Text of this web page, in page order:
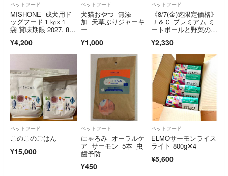
ペットフード
MISHONE 成犬用ド
ッグフード１㎏×１
袋 賞味期限 2027. 8.2
袋まで販売個数の変更
可能です★
¥4,200
ペットフード
犬猫おやつ 無添
加 天草ぶりジャーキ
ー
¥1,000
ペットフード
《8/7(金)迄限定価格》
Ｊ＆Ｃ プレミアム ミ
ートボールと野菜のヤ
フ》 100g ×12個
¥2,330
ペットフード
このこのごはん
¥15,000
ペットフード
にゃろみ オーラルケ
ア サーモン 5本 虫
歯予防
¥450
ペットフード
ELMOサーモンライス
ライト 800g✕4
¥5,600